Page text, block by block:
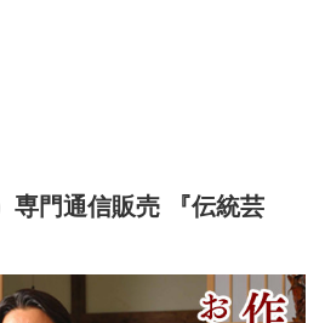
専門通信販売 『伝統芸